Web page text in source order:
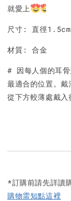
就愛上
尺寸: 直徑
材質: 合金
# 因每人個的耳
最適合的位置。
從下方較薄處戴
*訂購前請先詳讀
購物需知點這裡